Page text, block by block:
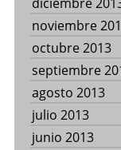
noviembre
octubre 2013
septiembre
agosto 2013
julio 2013
junio 2013